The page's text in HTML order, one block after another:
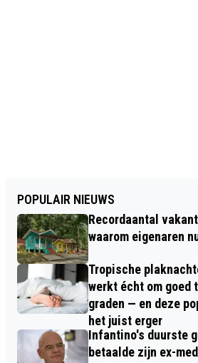
POPULAIR NIEUWS
Recordaantal
waarom eigenaren
Tropische
werkt écht om goed
graden — en deze
het juist erger
Infantino's duurste
betaalde zijn ex-